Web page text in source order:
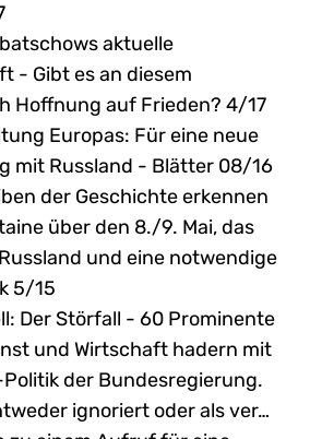
aktuelle
- Gibt es an diesem
Hoffnung auf Frieden? 4/17
Europas: Für eine neue
mit Russland - Blätter 08/16
der Geschichte erkennen
über den 8./9. Mai, das
und eine notwendige
5/15
Der Störfall - 60 Prominente
und Wirtschaft hadern mit
der Bundesregierung.
ignoriert oder als ver…